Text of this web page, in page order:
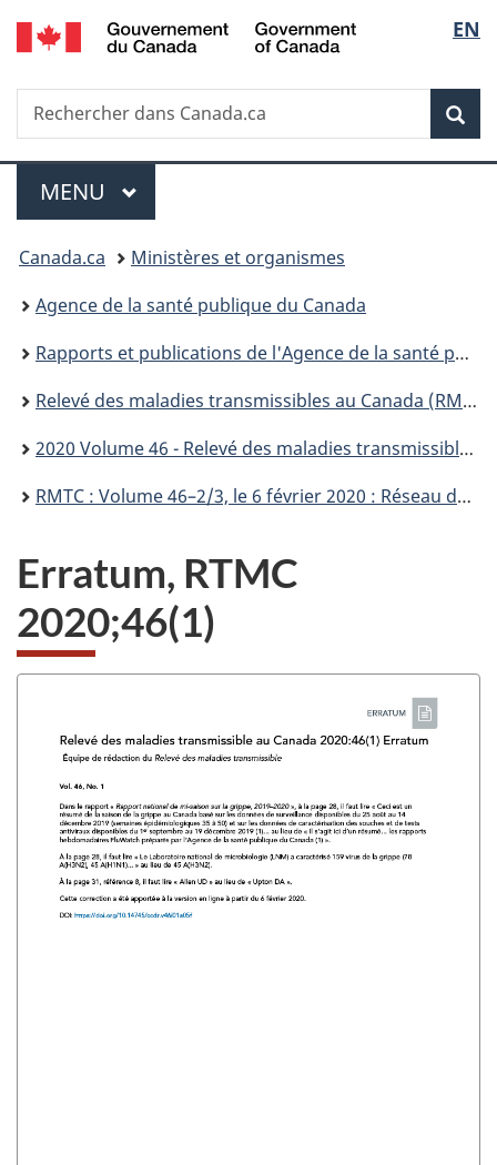
Passer
au
principal
Passer
à
Au
du
Passer
à
version
simplifiée
de
la
EN
Recherche
Rechercher
dans
Menu
MENU PRINCIPAL
Vous
êtes
ici :
Canada.ca
Ministères et organismes
Agence de la santé publique du Canada
Rapports et publications de l'Agence de la santé publique du Canada
Relevé des maladies transmissibles au Canada (RMTC)
2020 Volume 46 - Relevé des maladies transmissibles au Canada (RMTC)
RMTC : Volume 46–2/3, le 6 février 2020 : Réseau de santé publique
Erratum, RTMC
2020;46(1)